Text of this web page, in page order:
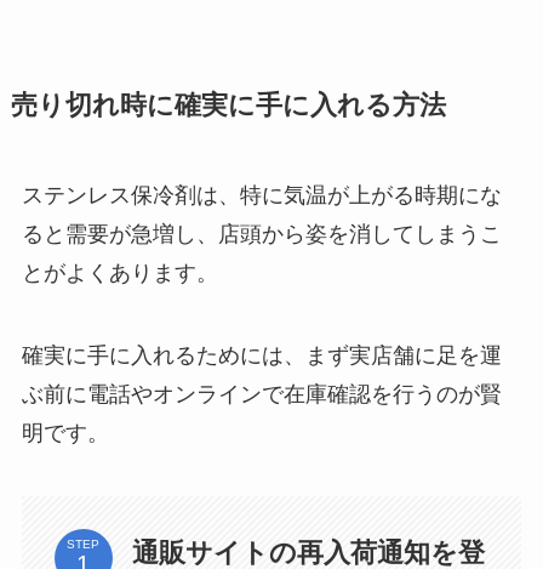
売り切れ時に確実に手に入れる方法
ステンレス保冷剤は、特に気温が上がる時期にな
ると需要が急増し、店頭から姿を消してしまうこ
とがよくあります。
確実に手に入れるためには、まず実店舗に足を運
ぶ前に電話やオンラインで在庫確認を行うのが賢
明です。
STEP
通販サイトの再入荷通知を登